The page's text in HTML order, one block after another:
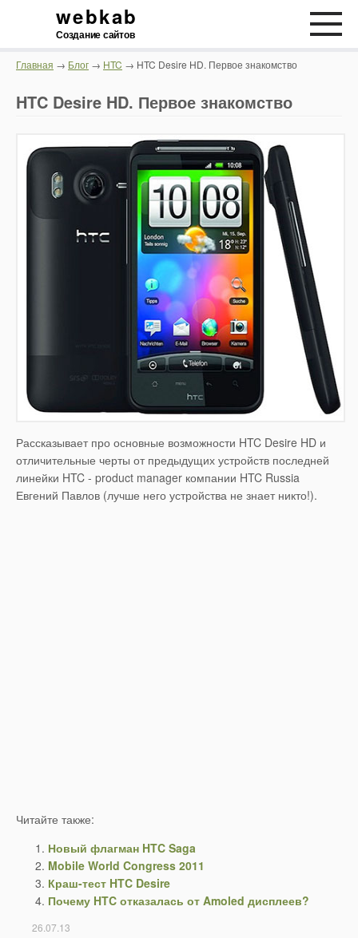
webkab
Создание сайтов
HTC Desire HD. Первое знакомство
Рассказывает про основные возможности HTC Desire HD и
отличительные черты от предыдущих устройств последней
линейки HTC - product manager компании HTC Russia
Евгений Павлов (лучше него устройства не знает никто!).
Читайте также:
Новый флагман HTC Saga
Mobile World Congress 2011
Краш-тест HTC Desire
Почему HTC отказалась от Amoled дисплеев?
26.07.13
Главная → Блог → HTC → HTC Desire HD. Первое знакомство